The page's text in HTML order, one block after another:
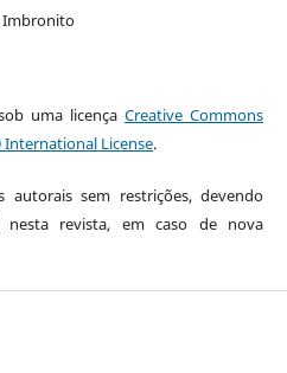
Imbronito
uma licençaCreative Commons
License.
sem restrições, devendo
nesta revista, em caso de nova